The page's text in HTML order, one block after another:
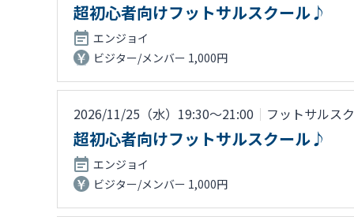
超初心者向けフットサルスクール♪
エンジョイ
ビジター/メンバー 1,000円
2026/11/25（水）19:30〜21:00 ｜ フットサルス
超初心者向けフットサルスクール♪
エンジョイ
ビジター/メンバー 1,000円